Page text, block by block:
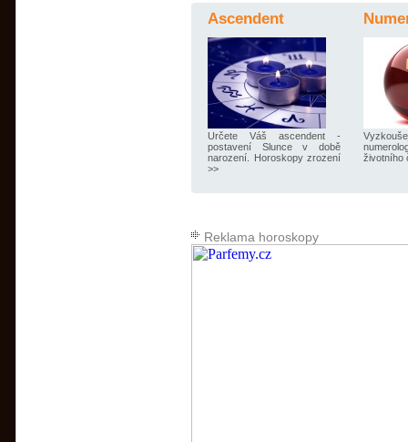
Ascendent
Určete Váš ascendent -
postavení Slunce v době
narození. Horoskopy zrození
>>
životního
Reklama horoskopy